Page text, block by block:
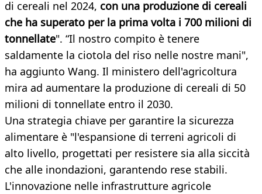
di cereali nel 2024, con una produzione di cereali
che ha superato per la prima volta i 700 milioni di
tonnellate". “Il nostro compito è tenere
saldamente la ciotola del riso nelle nostre mani",
ha aggiunto Wang. Il ministero dell'agricoltura
mira ad aumentare la produzione di cereali di 50
milioni di tonnellate entro il 2030.
Una strategia chiave per garantire la sicurezza
alimentare è "l'espansione di terreni agricoli di
alto livello, progettati per resistere sia alla siccità
che alle inondazioni, garantendo rese stabili.
L'innovazione nelle infrastrutture agricole